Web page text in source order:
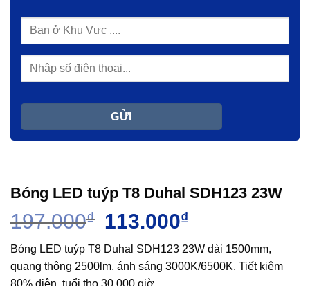
Bóng LED tuýp T8 Duhal SDH123 23W
197.000₫
Giá
là:
197.000₫.
113.000₫
tại
là:
Bóng LED tuýp T8 Duhal SDH123 23W dài 1500mm,
quang thông 2500lm, ánh sáng 3000K/6500K. Tiết kiệm